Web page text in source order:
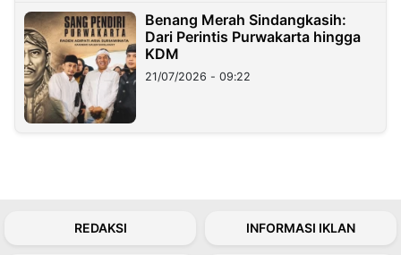
Benang Merah Sindangkasih:
Dari Perintis Purwakarta hingga
KDM
21/07/2026 - 09:22
REDAKSI INFORMASI IKLAN